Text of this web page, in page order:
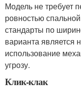
Модель не требует
ровностью
стандарты по
варианта является
использование
угрозу.
Клик-клак